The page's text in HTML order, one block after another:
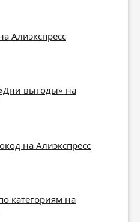
Алиэкспресс
выгоды» на
на Алиэкспресс
категориям на